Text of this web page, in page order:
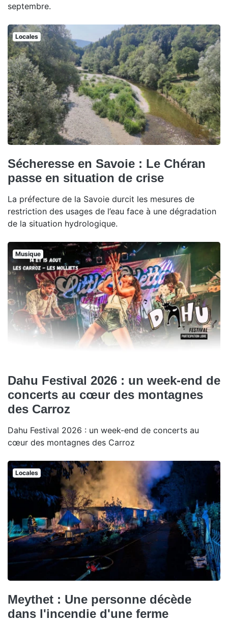
septembre.
Locales
Sécheresse en Savoie : Le Chéran
passe en situation de crise
La préfecture de la Savoie durcit les mesures de
restriction des usages de l’eau face à une dégradation
de la situation hydrologique.
Musique
Dahu Festival 2026 : un week-end de
concerts au cœur des montagnes
des Carroz
Dahu Festival 2026 : un week-end de concerts au
cœur des montagnes des Carroz
Locales
Meythet : Une personne décède
dans l'incendie d'une ferme